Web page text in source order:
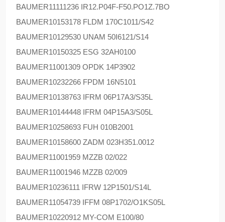
BAUMER11111236 IR12.P04F-F50.PO1Z.7BO
BAUMER10153178 FLDM 170C1011/S42
BAUMER10129530 UNAM 50I6121/S14
BAUMER10150325 ESG 32AH0100
BAUMER11001309 OPDK 14P3902
BAUMER10232266 FPDM 16N5101
BAUMER10138763 IFRM 06P17A3/S35L
BAUMER10144448 IFRM 04P15A3/S05L
BAUMER10258693 FUH 010B2001
BAUMER10158600 ZADM 023H351.0012
BAUMER11001959 MZZB 02/022
BAUMER11001946 MZZB 02/009
BAUMER10236111 IFRW 12P1501/S14L
BAUMER11054739 IFFM 08P1702/O1KS05L
BAUMER10220912 MY-COM E100/80